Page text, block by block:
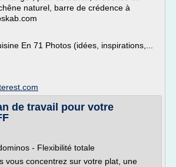
naturel, barre de crédence à
En 71 Photos (idées, inspirations,...
de travail pour votre
- Flexibilité totale
vous concentrez sur votre plat, une